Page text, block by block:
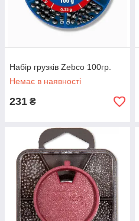
Набір грузків Zebco 100гр.
Немає в наявності
231 ₴